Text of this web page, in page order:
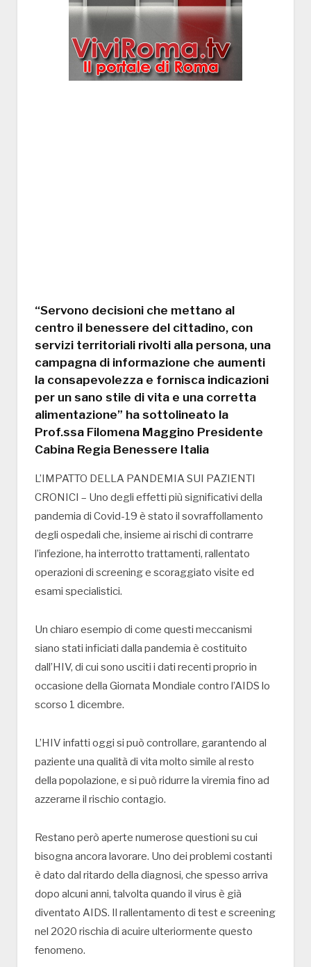
“Servono decisioni che mettano al
centro il benessere del cittadino, con
servizi territoriali rivolti alla persona, una
campagna di informazione che aumenti
la consapevolezza e fornisca indicazioni
per un sano stile di vita e una corretta
alimentazione” ha sottolineato la
Prof.ssa Filomena Maggino Presidente
Cabina Regia Benessere Italia
L’IMPATTO DELLA PANDEMIA SUI PAZIENTI
CRONICI – Uno degli effetti più significativi della
pandemia di Covid-19 è stato il sovraffollamento
degli ospedali che, insieme ai rischi di contrarre
l’infezione, ha interrotto trattamenti, rallentato
operazioni di screening e scoraggiato visite ed
esami specialistici.
Un chiaro esempio di come questi meccanismi
siano stati inficiati dalla pandemia è costituito
dall’HIV, di cui sono usciti i dati recenti proprio in
occasione della Giornata Mondiale contro l’AIDS lo
scorso 1 dicembre.
L’HIV infatti oggi si può controllare, garantendo al
paziente una qualità di vita molto simile al resto
della popolazione, e si può ridurre la viremia fino ad
azzerarne il rischio contagio.
Restano però aperte numerose questioni su cui
bisogna ancora lavorare. Uno dei problemi costanti
è dato dal ritardo della diagnosi, che spesso arriva
dopo alcuni anni, talvolta quando il virus è già
diventato AIDS. Il rallentamento di test e screening
nel 2020 rischia di acuire ulteriormente questo
fenomeno.